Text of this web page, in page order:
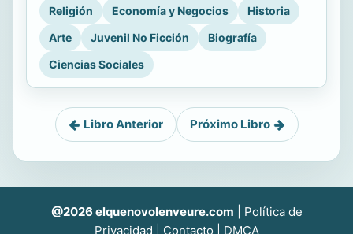
Religión
Economía y Negocios
Historia
Arte
Juvenil No Ficción
Biografía
Ciencias Sociales
Libro Anterior Próximo Libro
@2026 elquenovolenveure.com
Política de
Privacidad
Contacto DMCA